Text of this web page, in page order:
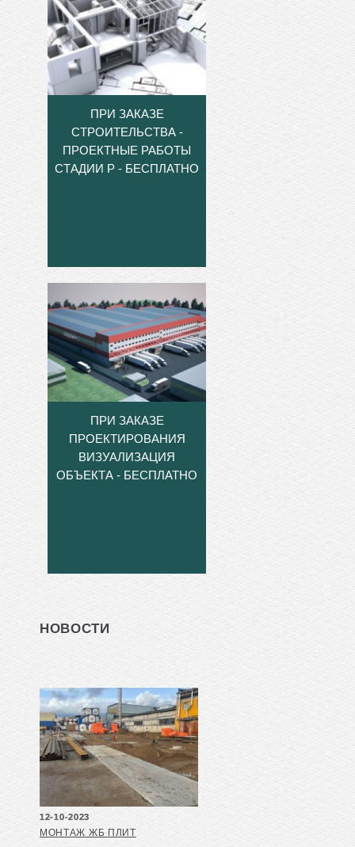
ПРИ ЗАКАЗЕ
СТРОИТЕЛЬСТВА -
ПРОЕКТНЫЕ РАБОТЫ
СТАДИИ Р - БЕСПЛАТНО
ПРИ ЗАКАЗЕ
ПРОЕКТИРОВАНИЯ
ВИЗУАЛИЗАЦИЯ
ОБЪЕКТА - БЕСПЛАТНО
НОВОСТИ
12-10-2023
МОНТАЖ ЖБ ПЛИТ